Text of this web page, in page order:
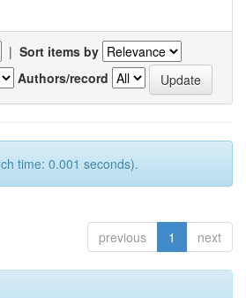
| Sort items by
Authors/record
time: 0.001 seconds).
previous 1 next